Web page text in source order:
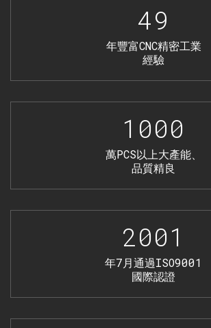
49
年豐富CNC精密工業
經驗
1000
萬PCS以上大產能、
品質精良
2001
年7月通過ISO9001
國際認證